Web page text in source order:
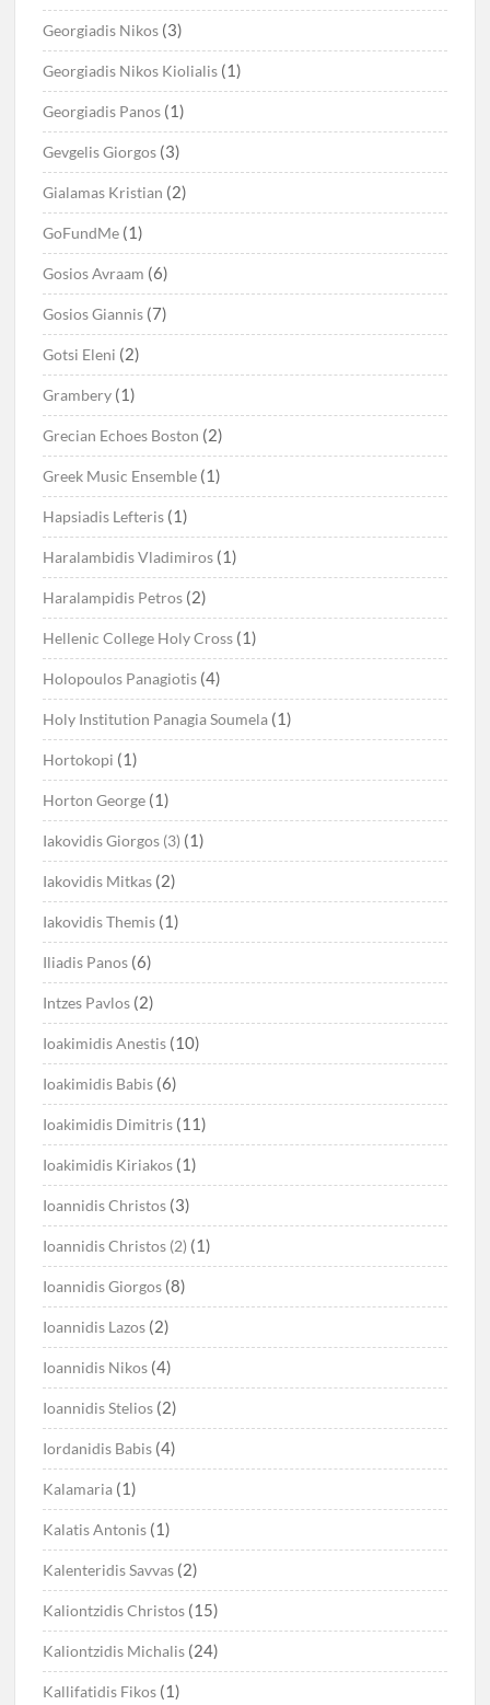
Georgiadis Nikos (3)
Georgiadis Nikos Kiolialis (1)
Georgiadis Panos (1)
Gevgelis Giorgos (3)
Gialamas Kristian (2)
GoFundMe (1)
Gosios Avraam (6)
Gosios Giannis (7)
Gotsi Eleni (2)
Grambery (1)
Grecian Echoes Boston (2)
Greek Music Ensemble (1)
Hapsiadis Lefteris (1)
Haralambidis Vladimiros (1)
Haralampidis Petros (2)
Hellenic College Holy Cross (1)
Holopoulos Panagiotis (4)
Holy Institution Panagia Soumela (1)
Hortokopi (1)
Horton George (1)
Iakovidis Giorgos (3) (1)
Iakovidis Mitkas (2)
Iakovidis Themis (1)
Iliadis Panos (6)
Intzes Pavlos (2)
Ioakimidis Anestis (10)
Ioakimidis Babis (6)
Ioakimidis Dimitris (11)
Ioakimidis Kiriakos (1)
Ioannidis Christos (3)
Ioannidis Christos (2) (1)
Ioannidis Giorgos (8)
Ioannidis Lazos (2)
Ioannidis Nikos (4)
Ioannidis Stelios (2)
Iordanidis Babis (4)
Kalamaria (1)
Kalatis Antonis (1)
Kalenteridis Savvas (2)
Kaliontzidis Christos (15)
Kaliontzidis Michalis (24)
Kallifatidis Fikos (1)